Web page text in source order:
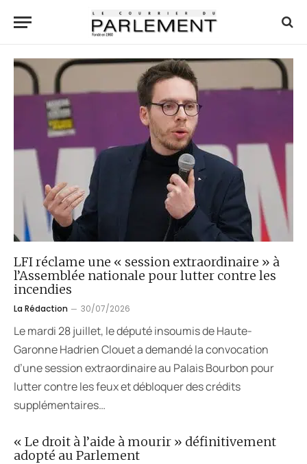
« Le droit à l’aide à mourir » définitivement
adopté au Parlement
LFI réclame une « session extraordinaire » à
l’Assemblée nationale pour lutter contre les
incendies
La Rédaction 30/07/2026
Le mardi 28 juillet, le député insoumis de Haute-
Garonne Hadrien Clouet a demandé la convocation
d’une session extraordinaire au Palais Bourbon pour
lutter contre les feux et débloquer des crédits
supplémentaires…